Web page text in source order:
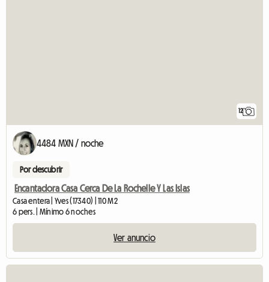
12
4484 MXN / noche
Por descubrir
Encantadora Casa Cerca De La Rochelle Y Las Islas
Casa entera | Yves (17340) | 110 M2
6 pers. | Mínimo 6 noches
Ver anuncio